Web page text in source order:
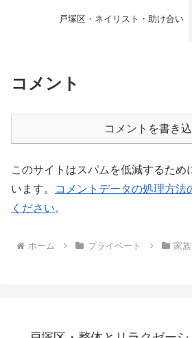
戸塚区・ネイリスト・助け合い
コメント
コメントを書き
このサイトはスパムを低減するため
います。
コメントデータの処理方法
ください。
ホーム プライベート 家